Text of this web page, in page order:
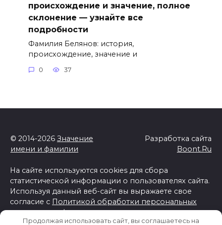
происхождение и значение, полное
склонение — узнайте все
подробности
Фамилия Белянов: история,
происхождение, значение и
0 37
© 2014-2026 Значение
имени и фамилии
Разработка сайта
Boont.Ru
На сайте используются cookies для сбора
статистической информации о пользователях сайта.
Используя данный веб-сайт вы выражаете свое
согласие с Политикой обработки персональных
данных и конфиденциальности
Отказ от ответственности
Продолжая использовать сайт, вы соглашаетесь на